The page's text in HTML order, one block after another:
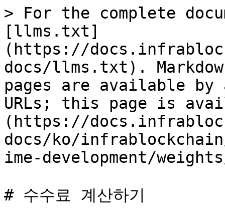
> For the complete
[llms.txt]
(https://
docs/llms.txt).
pages are available by
URLs; this page is
(https://
docs/ko/
ime-development/
# 수수료 계산하기